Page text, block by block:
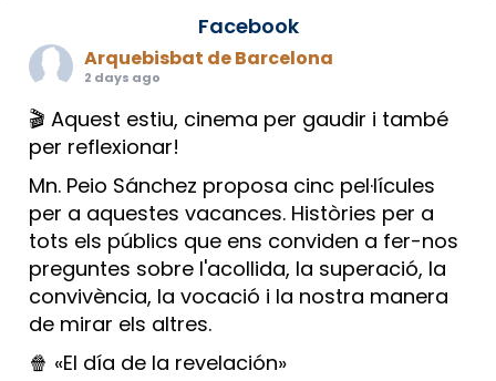
Facebook
Arquebisbat de Barcelona
2 days ago
🎬 Aquest estiu, cinema per gaudir i també
per reflexionar!
Mn. Peio Sánchez proposa cinc pel·lícules
per a aquestes vacances. Històries per a
tots els públics que ens conviden a fer-nos
preguntes sobre l'acollida, la superació, la
convivència, la vocació i la nostra manera
de mirar els altres.
🍿 «El día de la revelación»